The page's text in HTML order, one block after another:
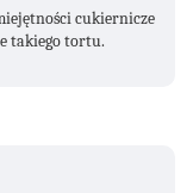
cukiernicze
takiego tortu.